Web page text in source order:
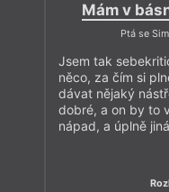
Mám v
Ptá se
Jsem tak
něco, za čím si
dávat nějaký
dobré, a on by to
nápad, a úplně